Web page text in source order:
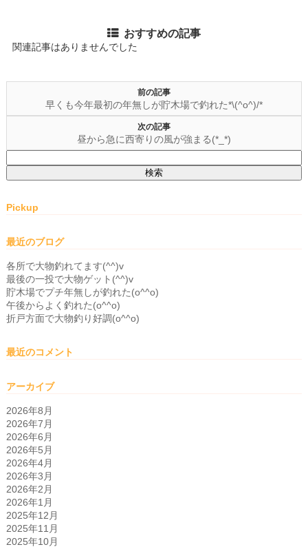
おすすめの記事
関連記事はありませんでした
前の記事
早くも今年最初の年無しが貯木場で釣れた*\(^o^)/*
次の記事
昼から急に西寄りの風が強まる(*_*)
索:
Pickup
最近のブログ
各所で大物釣れてます(^^)v
最後の一投で大物ゲット(^^)v
貯木場でプチ年無しが釣れた(o^^o)
午後からよく釣れた(o^^o)
折戸方面で大物釣り好調(o^^o)
最近のコメント
アーカイブ
2026年8月
2026年7月
2026年6月
2026年5月
2026年4月
2026年3月
2026年2月
2026年1月
2025年12月
2025年11月
2025年10月